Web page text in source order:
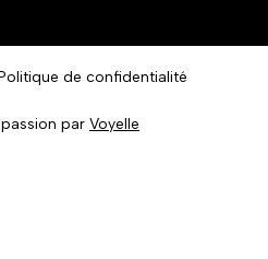
de confidentialité
par Voyelle